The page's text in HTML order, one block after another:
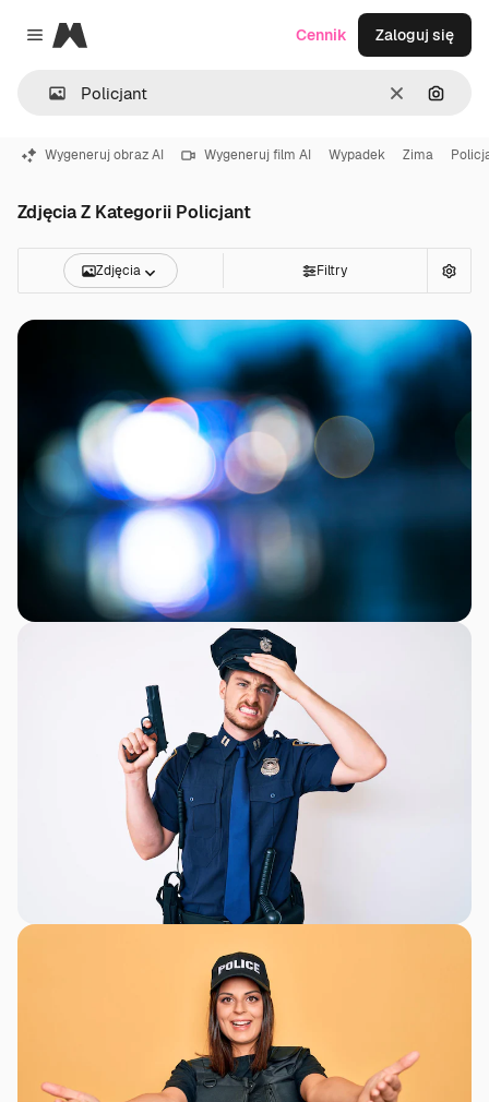
Close menu
Magnific
WyczyśćSzukaj
Cennik Zaloguj się
Wygeneruj obraz AI Wygeneruj film AI Wypadek Zima
Zdjęcia Z Kategorii Policjant
Zdjęcia Filtry